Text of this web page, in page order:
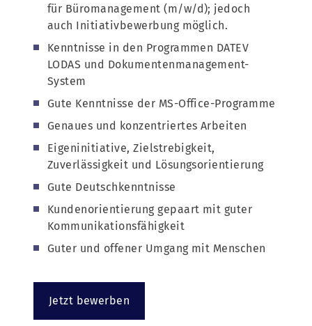
für Büromanagement (m/w/d); jedoch
auch Initiativbewerbung möglich.
Kenntnisse in den Programmen DATEV
LODAS und Dokumentenmanagement-
System
Gute Kenntnisse der MS-Office-Programme
Genaues und konzentriertes Arbeiten
Eigeninitiative, Zielstrebigkeit,
Zuverlässigkeit und Lösungsorientierung
Gute Deutschkenntnisse
Kundenorientierung gepaart mit guter
Kommunikationsfähigkeit
Guter und offener Umgang mit Menschen
Jetzt bewerben